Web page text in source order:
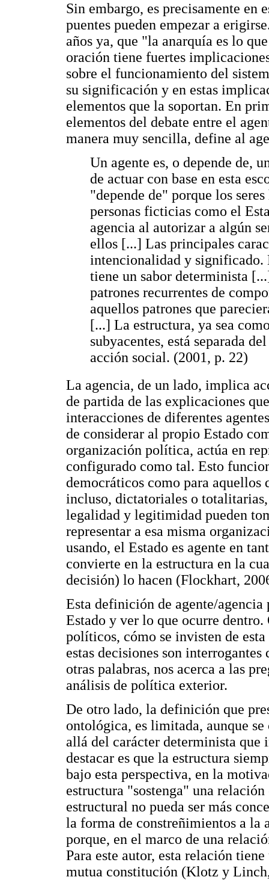
Sin embargo, es precisamente en
puentes pueden empezar a
años ya, que "la anarquía es lo
oración tiene fuertes
sobre el funcionamiento del
su significación y en estas
elementos que la soportan. En
elementos del debate entre el
manera muy sencilla, define al
Un agente es, o depende de,
de actuar con base en esta
"depende de" porque los
personas ficticias como el
agencia al autorizar a algún
ellos [...] Las principales
intencionalidad y significado.
tiene un sabor determinista
patrones recurrentes de
aquellos patrones que
[...] La estructura, ya sea
subyacentes, está separada
acción social. (2001, p. 22)
La agencia, de un lado, implica
de partida de las explicaciones
interacciones de diferentes
de considerar al propio Estado
organización política, actúa en
configurado como tal. Esto
democráticos como para aquellos
incluso, dictatoriales o
legalidad y legitimidad pueden
representar a esa misma
usando, el Estado es agente en
convierte en la estructura en la
decisión) lo hacen (Flockhart,
Esta definición de agente/
Estado y ver lo que ocurre
políticos, cómo se invisten de
estas decisiones son
otras palabras, nos acerca a las
análisis de política exterior.
De otro lado, la definición que
ontológica, es limitada, aunque
allá del carácter determinista que
destacar es que la estructura
bajo esta perspectiva, en la
estructura "sostenga" una
estructural no pueda ser más
la forma de constreñimientos a la
porque, en el marco de una
Para este autor, esta relación
mutua constitución (Klotz y